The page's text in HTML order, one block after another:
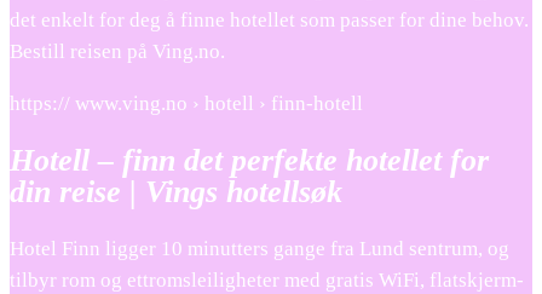
det enkelt for deg å finne hotellet som passer for dine behov.
Bestill reisen på Ving.no.
https:// www.ving.no › hotell › finn-hotell
Hotell – finn det perfekte hotellet for
din reise | Vings hotellsøk
Hotel Finn ligger 10 minutters gange fra Lund sentrum, og
tilbyr rom og ettromsleiligheter med gratis WiFi, flatskjerm-